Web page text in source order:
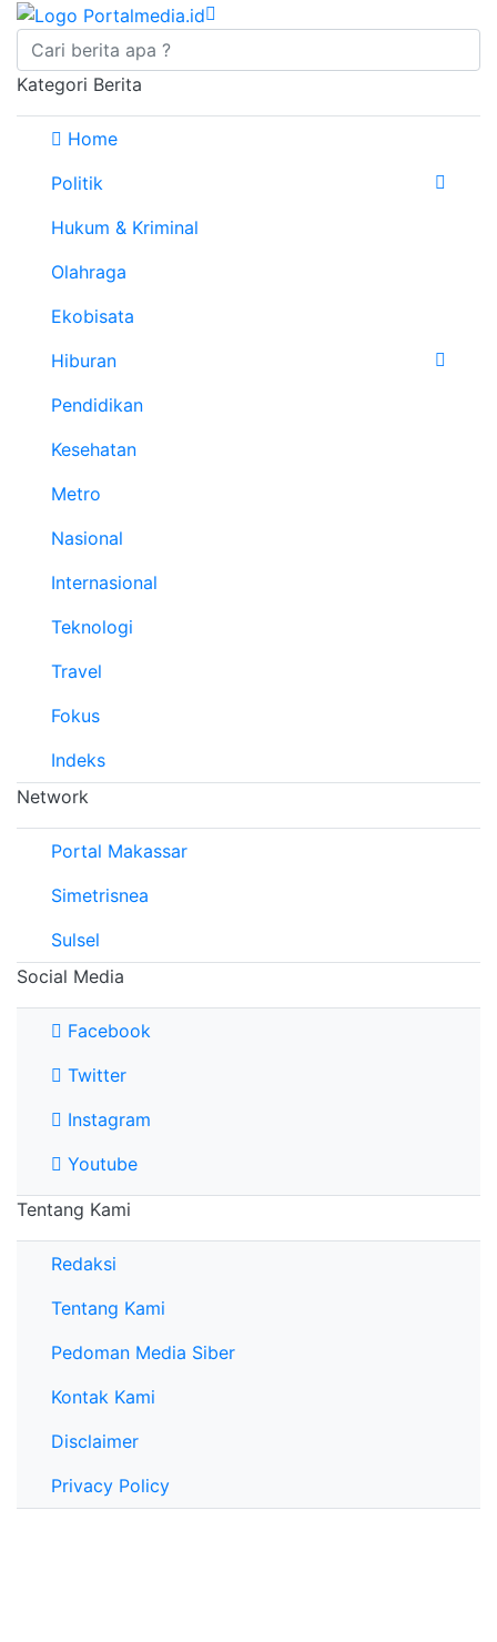
Kategori Berita
Home
Politik
Hukum & Kriminal
Olahraga
Ekobisata
Hiburan
Pendidikan
Kesehatan
Metro
Nasional
Internasional
Teknologi
Travel
Fokus
Indeks
Network
Portal Makassar
Simetrisnea
Sulsel
Social Media
Facebook
Twitter
Instagram
Youtube
Tentang Kami
Redaksi
Tentang Kami
Pedoman Media Siber
Kontak Kami
Disclaimer
Privacy Policy